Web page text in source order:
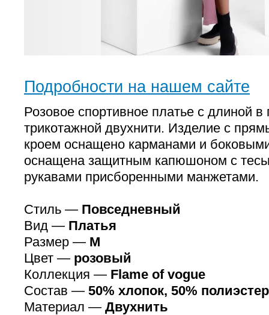
Подробности на нашем сайте
Розовое спортивное платье с длиной
трикотажной двухнити. Изделие с
кроем оснащено карманами и
оснащена защитным капюшоном с
рукавами присборенными манжетами.
Стиль — Повседневный
Вид — Платья
Размер — M
Цвет — розовый
Коллекция — Flame of vogue
Состав — 50% хлопок, 50% полиэстер
Материал — Двухнить